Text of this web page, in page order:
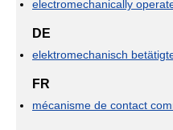
electromechanically
DE
elektromechanisch
FR
mécanisme de contact